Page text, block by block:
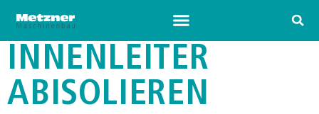
INNENLEITER
ABISOLIEREN